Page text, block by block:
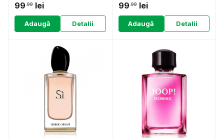
99 .99 lei
Adaugă Detalii
99 .99 lei
Adaugă Detalii